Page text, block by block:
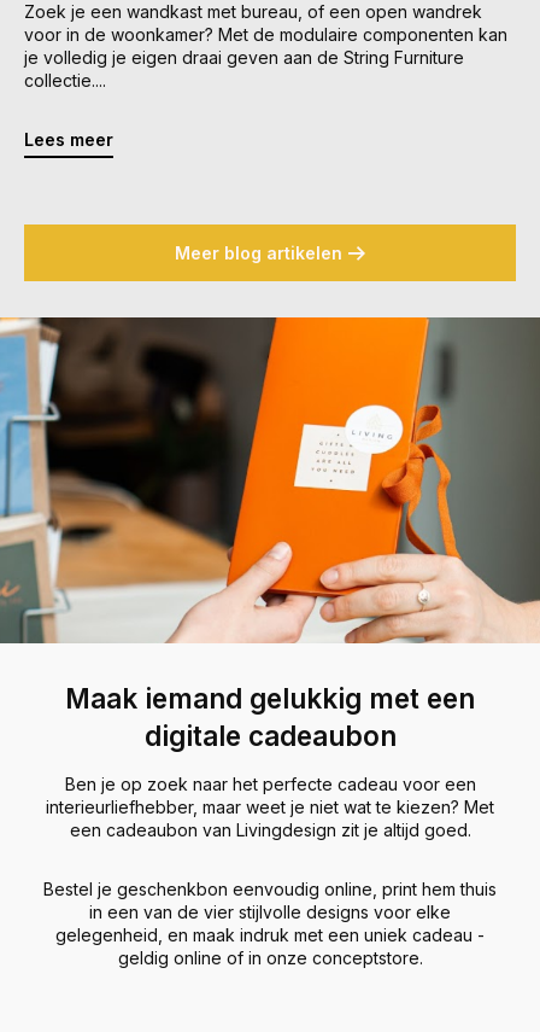
Zoek je een wandkast met bureau, of een open wandrek
voor in de woonkamer? Met de modulaire componenten kan
je volledig je eigen draai geven aan de String Furniture
collectie....
Lees meer
Meer blog artikelen
Maak iemand gelukkig met een
digitale cadeaubon
Ben je op zoek naar het perfecte cadeau voor een
interieurliefhebber, maar weet je niet wat te kiezen? Met
een cadeaubon van Livingdesign zit je altijd goed.
Bestel je geschenkbon eenvoudig online, print hem thuis
in een van de vier stijlvolle designs voor elke
gelegenheid, en maak indruk met een uniek cadeau -
geldig online of in onze conceptstore.